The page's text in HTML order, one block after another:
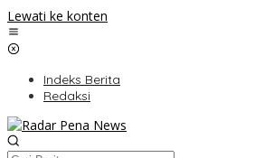
Lewati ke konten
Indeks Berita
Redaksi